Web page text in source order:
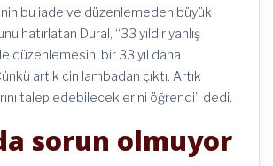
bu iade ve düzenlemeden büyük
hatırlatan Dural, “33 yıldır yanlış
düzenlemesini bir 33 yıl daha
artık cin lambadan çıktı. Artık
talep edebileceklerini öğrendi” dedi.
sorun olmuyor